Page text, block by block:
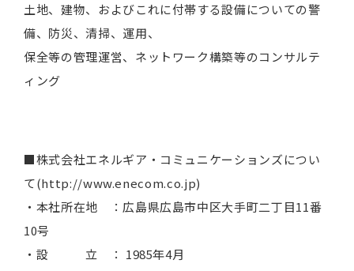
土地、建物、およびこれに付帯する設備についての警
備、防災、清掃、運用、
保全等の管理運営、ネットワーク構築等のコンサルテ
ィング
■株式会社エネルギア・コミュニケーションズについ
て(http://www.enecom.co.jp)
・本社所在地 ：広島県広島市中区大手町二丁目11番
10号
・設 立 ： 1985年4月